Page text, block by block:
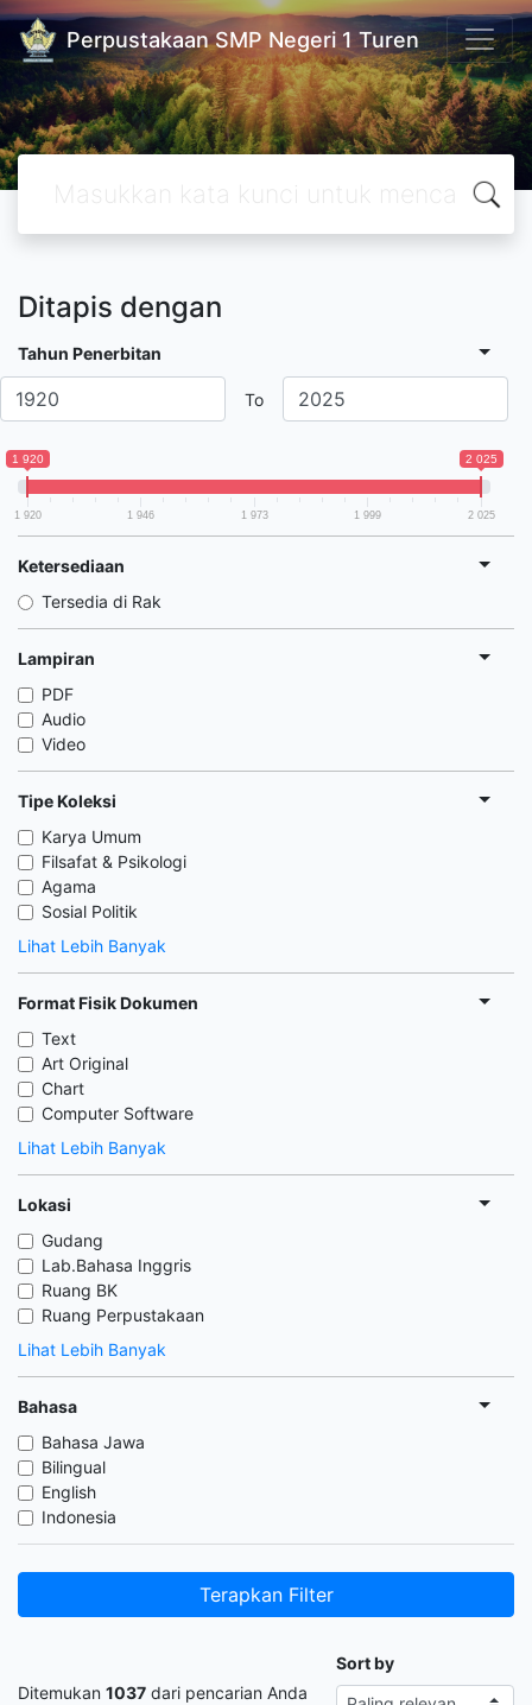
Perpustakaan SMP Negeri 1 Turen
Ditapis dengan
Tahun Penerbitan
To
1 920 2 025
1 920 1 946 1 973 1 999 2 025
Ketersediaan
Tersedia di Rak
Lampiran
PDF
Audio
Video
Tipe Koleksi
Karya Umum
Filsafat & Psikologi
Agama
Sosial Politik
Lihat Lebih Banyak
Format Fisik Dokumen
Text
Art Original
Chart
Computer Software
Lihat Lebih Banyak
Lokasi
Gudang
Lab.Bahasa Inggris
Ruang BK
Ruang Perpustakaan
Lihat Lebih Banyak
Bahasa
Bahasa Jawa
Bilingual
English
Indonesia
Terapkan Filter
Ditemukan 1037 dari pencarian Anda
Sort by